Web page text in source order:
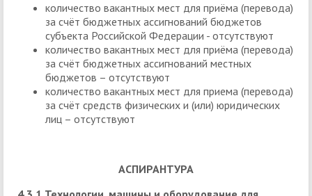
количество вакантных мест для приёма (перевода)
за счёт бюджетных ассигнований бюджетов
субъекта Российской Федерации - отсутствуют
количество вакантных мест для приёма (перевода)
за счёт бюджетных ассигнований местных
бюджетов – отсутствуют
количество вакантных мест для приема (перевода)
за счёт средств физических и (или) юридических
лиц – отсутствуют
АСПИРАНТУРА